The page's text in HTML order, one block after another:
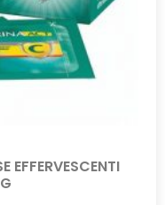
EFFERVESCENTI